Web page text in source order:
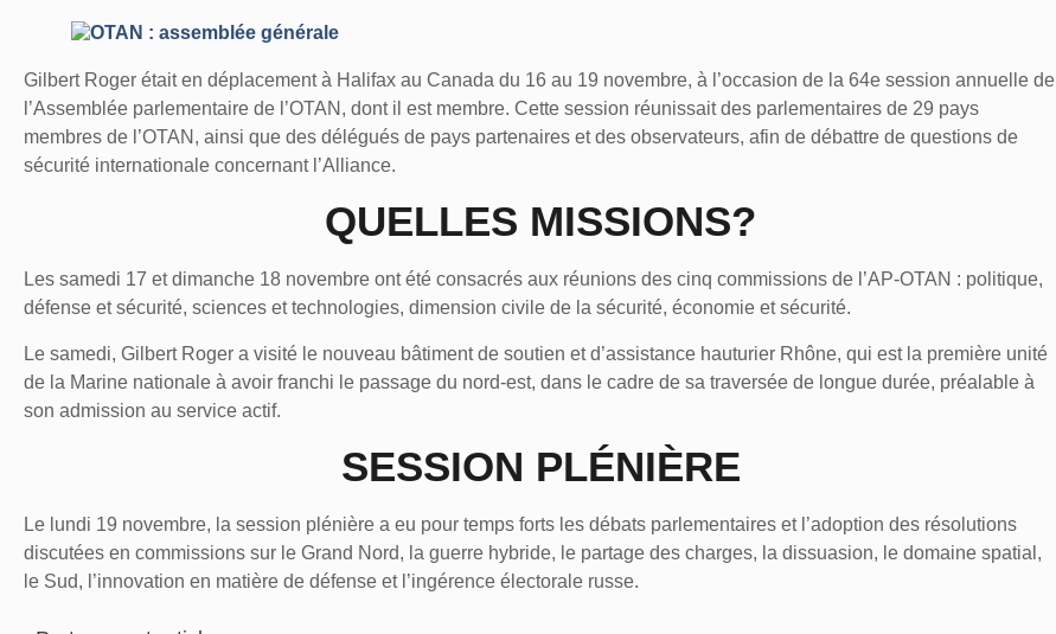
Gilbert Roger était en déplacement à Halifax au Canada du 16 au 19 novembre, à l’occasion de la 64e session annuelle de
l’Assemblée parlementaire de l’OTAN, dont il est membre. Cette session réunissait des parlementaires de 29 pays
membres de l’OTAN, ainsi que des délégués de pays partenaires et des observateurs, afin de débattre de questions de
sécurité internationale concernant l’Alliance.
QUELLES MISSIONS?
Les samedi 17 et dimanche 18 novembre ont été consacrés aux réunions des cinq commissions de l’AP-OTAN : politique,
défense et sécurité, sciences et technologies, dimension civile de la sécurité, économie et sécurité.
Le samedi, Gilbert Roger a visité le nouveau bâtiment de soutien et d’assistance hauturier Rhône, qui est la première unité
de la Marine nationale à avoir franchi le passage du nord-est, dans le cadre de sa traversée de longue durée, préalable à
son admission au service actif.
SESSION PLÉNIÈRE
Le lundi 19 novembre, la session plénière a eu pour temps forts les débats parlementaires et l’adoption des résolutions
discutées en commissions sur le Grand Nord, la guerre hybride, le partage des charges, la dissuasion, le domaine spatial,
le Sud, l’innovation en matière de défense et l’ingérence électorale russe.